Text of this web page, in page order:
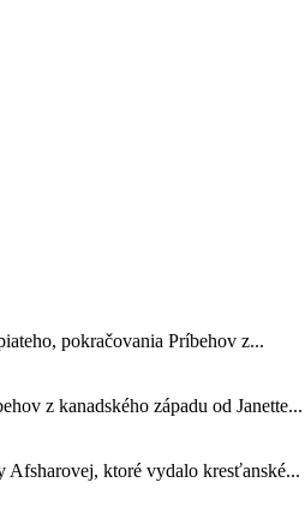
pokračovania Príbehov z...
z kanadského západu od Janette...
Afsharovej, ktoré vydalo kresťanské...